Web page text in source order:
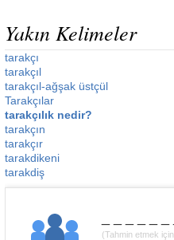
Yakın Kelimeler
tarakçı
tarakçıl
tarakçıl-ağşak üstçül
Tarakçılar
tarakçılık nedir?
tarakçın
tarakçır
tarakdikeni
tarakdiş
(Tahmin etmek için